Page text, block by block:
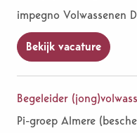
impegno Volwassenen
Bekijk vacature
Begeleider
Pi-groep Almere